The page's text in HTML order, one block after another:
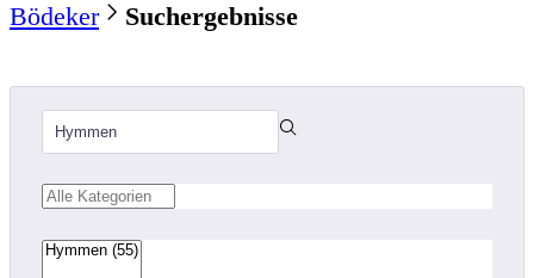
Bödeker Suchergebnisse